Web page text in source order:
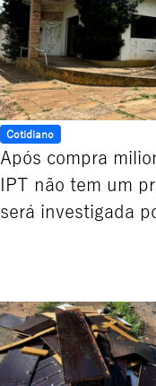
Cotidiano
Após compra
IPT não tem um
será investigada